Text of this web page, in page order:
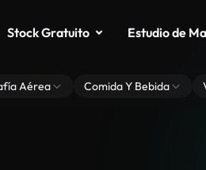
Stock Gratuito Estudio de
Aérea Comida Y Bebida